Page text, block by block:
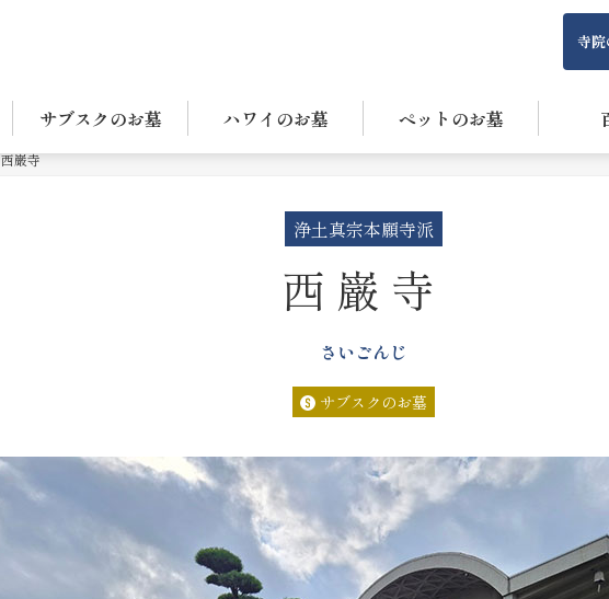
寺院
サブスクのお墓 ハワイのお墓 ペットのお墓
西巌寺
浄土真宗本願寺派
西巌寺
さいごんじ
サブスクのお墓